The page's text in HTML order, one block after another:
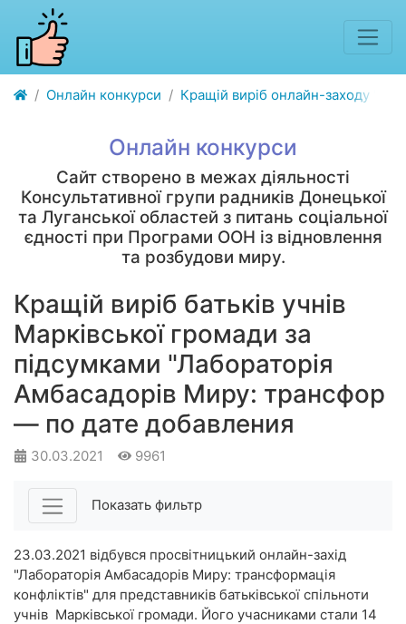
Онлайн конкурси Кращій виріб онлайн-заходу
Онлайн конкурси
Сайт створено в межах діяльності
Консультативної групи радників Донецької
та Луганської областей з питань соціальної
єдності при Програми ООН із відновлення
та розбудови миру.
Кращій виріб батьків учнів
Марківської громади за
підсумками "Лабораторія
Амбасадорів Миру: трансфор
— по дате добавления
30.03.2021 9961
Показать фильтр
23.03.2021 відбувся просвітницький онлайн-захід
"Лабораторія Амбасадорів Миру: трансформація
конфліктів" для представників батьківської спільноти
учнів Марківської громади. Його учасниками стали 14